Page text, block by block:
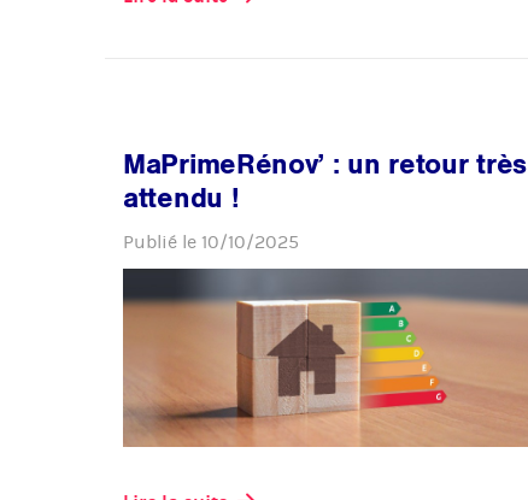
MaPrimeRénov’ : un retour très
attendu !
Publié le 10/10/2025